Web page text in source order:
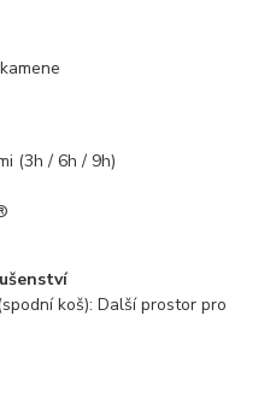
kamene
(3h /6h / 9h)
spodníkoš):Dalšíprostorpro